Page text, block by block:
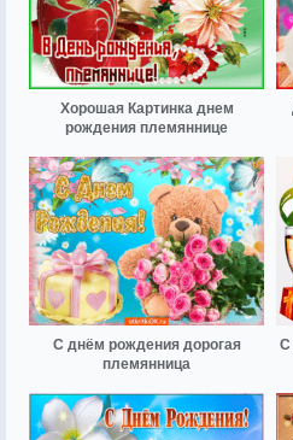
Хорошая Картинка днем
рождения племяннице
С днём рождения дорогая
племянница
С